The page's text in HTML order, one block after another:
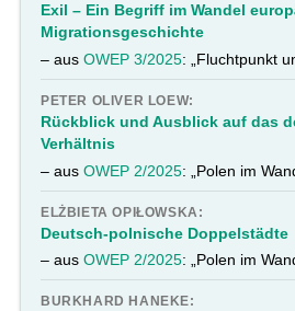
Exil – Ein Begriff im Wandel
Migrationsgeschichte
– ausOWEP 3/2025: „Fluchtpunkt
PETER OLIVER LOEW:
Rückblick und Ausblick auf das
Verhältnis
– ausOWEP 2/2025: „Polen im
ELŻBIETA OPIŁOWSKA:
Deutsch-polnische Doppelstädte
– ausOWEP 2/2025: „Polen im
BURKHARD HANEKE: